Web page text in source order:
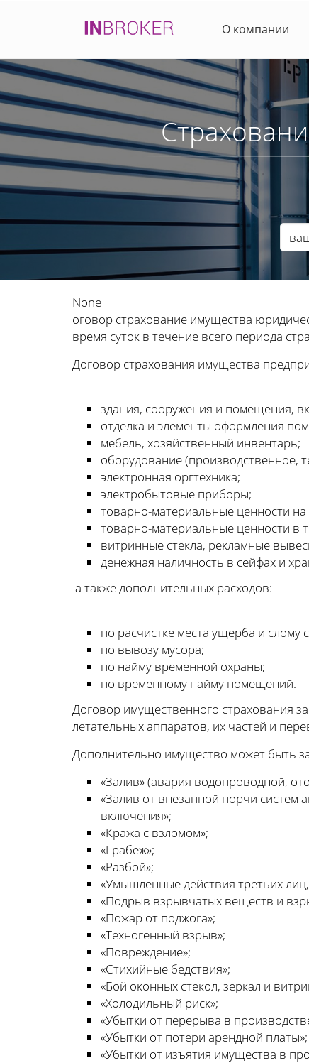
О компании
None
оговор страхование имущества
время суток в течение всего периода
Договор страхования имущества
здания, сооружения и помещения,
отделка и элементы оформления
мебель, хозяйственный инвентарь;
оборудование (производственное,
электронная оргтехника;
электробытовые приборы;
товарно-материальные ценности на
товарно-материальные ценности в
витринные стекла, рекламные
денежная наличность в сейфах и
а также дополнительных расходов:
по расчистке места ущерба и слому
по вывозу мусора;
по найму временной охраны;
по временному найму помещений.
Договор имущественного страхования
летательных аппаратов, их частей и
Дополнительно имущество может быть
«Залив» (авария водопроводной,
«Залив от внезапной порчи систем
включения»;
«Кража с взломом»;
«Грабеж»;
«Разбой»;
«Умышленные действия третьих
«Подрыв взрывчатых веществ и
«Пожар от поджога»;
«Техногенный взрыв»;
«Повреждение»;
«Стихийные бедствия»;
«Бой оконных стекол, зеркал и
«Холодильный риск»;
«Убытки от перерыва в
«Убытки от потери арендной платы»;
«Убытки от изъятия имущества в